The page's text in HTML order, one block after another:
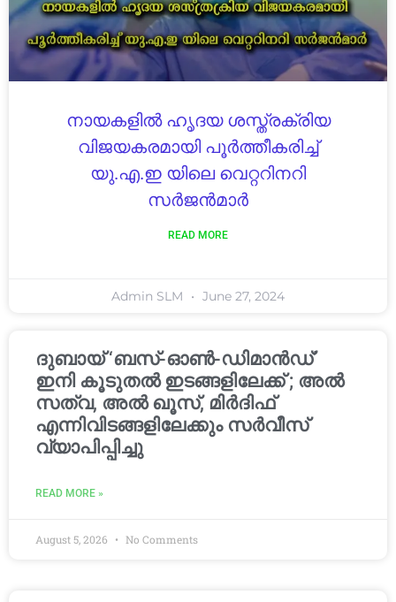
നായകളിൽ ഹൃദയ ശസ്ത്രക്രിയ
വിജയകരമായി പൂർത്തീകരിച്ച്
യു.എ.ഇ യിലെ വെറ്ററിനറി
സർജൻമാർ
READ MORE
Admin SLM June 27, 2024
ദുബായ് ‘ബസ്-ഓൺ-ഡിമാൻഡ്’
ഇനി കൂടുതൽ ഇടങ്ങളിലേക്ക് ; അൽ
സത്വ, അൽ ഖൂസ്, മിർദിഫ്
എന്നിവിടങ്ങളിലേക്കും സർവീസ്
വ്യാപിപ്പിച്ചു
READ MORE »
August 5, 2026 No Comments